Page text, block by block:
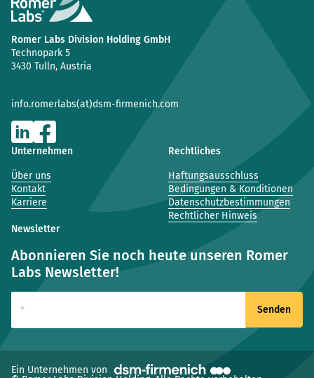
Romer Labs Division Holding GmbH
Technopark 5
3430 Tulln, Austria
info.romerlabs(at)dsm-firmenich.com
Unternehmen
Über uns
Kontakt
Karriere
Rechtliches
Haftungsausschluss
Bedingungen & Konditionen
Datenschutzbestimmungen
Rechtlicher Hinweis
Newsletter
Abonnieren Sie noch heute unseren Romer
Labs Newsletter!
Ein Unternehmen von